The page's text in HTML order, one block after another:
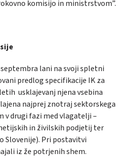
komisijo in ministrstvom”.
lani na svoji spletni
predlog specifikacije IK za
usklajevanj njena vsebina
najprej znotraj sektorskega
v drugi fazi med vlagatelji –
in živilskih podjetij ter
Slovenije). Pri postavitvi
iz že potrjenih shem.